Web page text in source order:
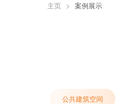
主页 > 案例展示
公共建筑空间